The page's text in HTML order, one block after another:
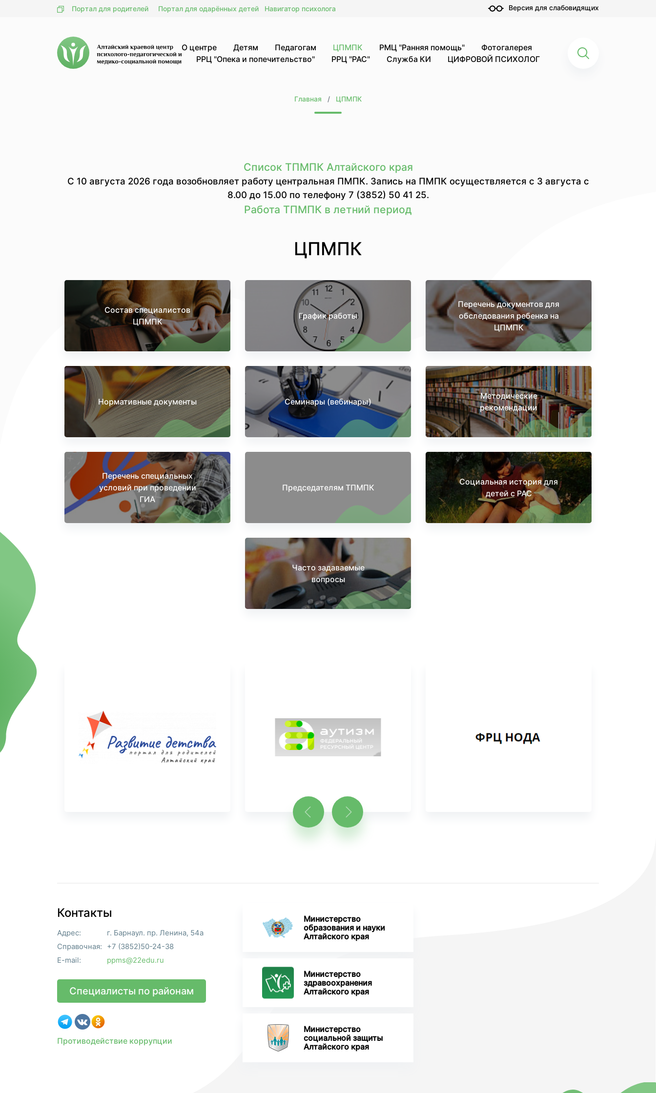
Версия для слабовидящих
Портал для родителей Портал для одарённых детей Навигатор психолога
О центре Детям Педагогам ЦПМПК РМЦ "Ранняя помощь"
Фотогалерея
РРЦ "Опека и попечительство"
РРЦ "РАС" Служба КИ ЦИФРОВОЙ ПСИХОЛОГ
Главная ЦПМПК
Список ТПМПК Алтайского края
С 10 августа 2026 года возобновляет работу центральная ПМПК. Запись на ПМПК осуществляется с 3 августа с
8.00 до 15.00 по телефону 7 (3852) 50 41 25.
Работа ТПМПК в летний период
ЦПМПК
Состав специалистов
ЦПМПК
График работы
Перечень документов для
обследования ребенка на
ЦПМПК
Нормативные документы Семинары (вебинары)
Методические
рекомендации
Перечень специальных
условий при проведении
ГИА
Председателям ТПМПК
Социальная история для
детей с РАС
Часто задаваемые
вопросы
Контакты
Адрес:
г. Барнаул. пр. Ленина, 54а
Справочная:
+7 (3852)50-24-38
E-mail:
ppms@22edu.ru
Специалисты по районам
Противодействие коррупции
Министерство
образования и науки
Алтайского края
Министерство
здравоохранения
Алтайского края
Министерство
социальной защиты
Алтайского края